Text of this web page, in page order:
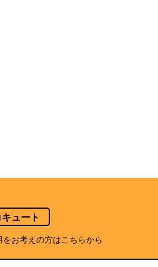
ュート
お考えの方はこちらから